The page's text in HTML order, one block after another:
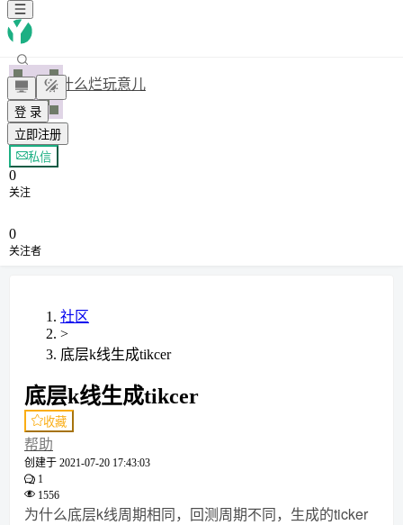
登 录
立即注册
什么烂玩意儿
+ 关注
私信
0
关注
0
关注者
社区
>
底层k线生成tikcer
底层k线生成tikcer
收藏
帮助
创建于 2021-07-20 17:43:03
1
1556
为什么底层k线周期相同，回测周期不同，生成的ticker